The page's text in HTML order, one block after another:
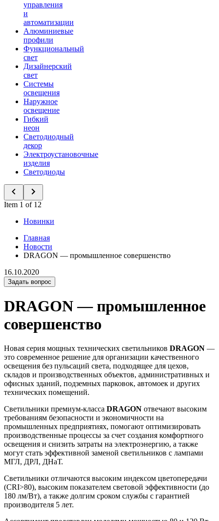
управления
и
автоматизации
Алюминиевые
профили
Функциональный
свет
Дизайнерский
свет
Системы
освещения
Наружное
освещение
Гибкий
неон
Светодиодный
декор
Электроустановочные
изделия
Светодиоды
Item 1 of 12
Новинки
Главная
Новости
DRAGON — промышленное совершенство
16.10.2020
Задать вопрос
DRAGON — промышленное
совершенство
Новая серия мощных технических светильников DRAGON —
это современное решение для организации качественного
освещения без пульсаций света, подходящее для цехов,
складов и производственных объектов, административных и
офисных зданий, подземных парковок, автомоек и других
технических помещений.
Светильники премиум-класса DRAGON отвечают высоким
требованиям безопасности и экономичности на
промышленных предприятиях, помогают оптимизировать
производственные процессы за счет создания комфортного
освещения и снизить затраты на электроэнергию, а также
могут стать эффективной заменой светильников с лампами
МГЛ, ДРЛ, ДНаТ.
Светильники отличаются высоким индексом цветопередачи
(CRI>80), высоким показателем световой эффективности (до
180 лм/Вт), а также долгим сроком службы с гарантией
производителя 5 лет.